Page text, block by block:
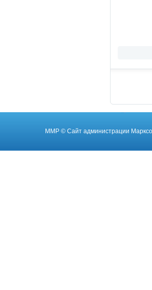
ММР © Cайт администрации